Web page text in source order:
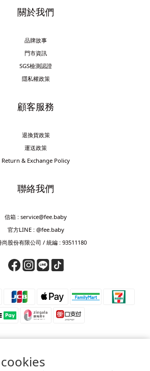
關於我們
品牌故事
門市資訊
SGS檢測認證
隱私權政策
顧客服務
退換貨政策
運送政策
Return & Exchange Policy
聯絡我們
信箱 : service@fee.baby
官方LINE : @fee.baby
尚股份有限公司 / 統編 : 93511180
⚠️ 防詐騙提醒 ⚠️